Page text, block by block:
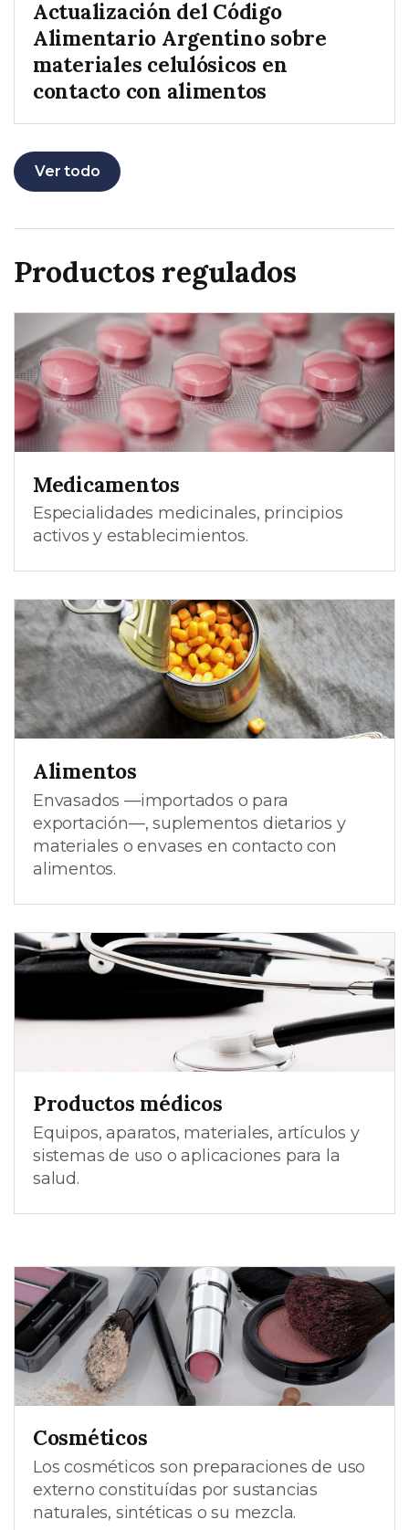
Actualización del Código
Alimentario Argentino sobre
materiales celulósicos en
contacto con alimentos
Ver todo
Productos regulados
Medicamentos
Especialidades medicinales, principios
activos y establecimientos.
Alimentos
Envasados —importados o para
exportación—, suplementos dietarios y
materiales o envases en contacto con
alimentos.
Productos médicos
Equipos, aparatos, materiales, artículos y
sistemas de uso o aplicaciones para la
salud.
Cosméticos
Los cosméticos son preparaciones de uso
externo constituídas por sustancias
naturales, sintéticas o su mezcla.